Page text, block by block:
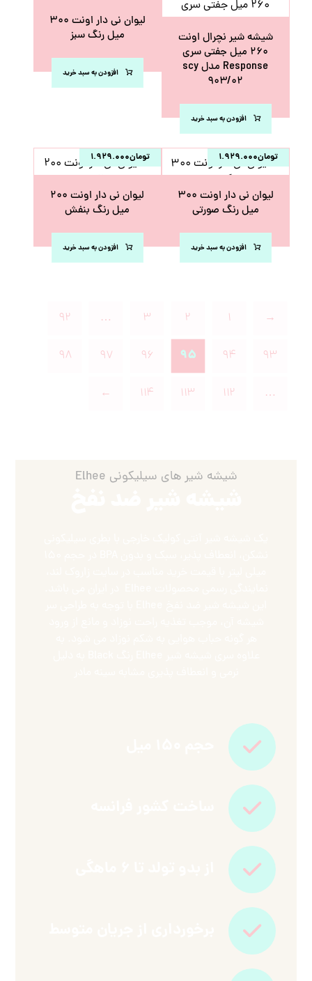
شیشه شیر نچرال اونت
۲۶۰ میل جفتی سری
Response مدل scy
۹۰۳/۰۲
افزودن به سبد خرید
لیوان نی دار اونت ۳۰۰
میل رنگ سبز
افزودن به سبد خرید
لیوان نی دار اونت ۳۰۰
میل رنگ صورتی
تومان۱.۹۲۹.۰۰۰
افزودن به سبد خرید
لیوان نی دار اونت ۲۰۰
میل رنگ بنفش
تومان۱.۹۲۹.۰۰۰
افزودن به سبد خرید
→ ۱ ۲ ۳ … ۹۲
۹۳ ۹۴ ۹۵ ۹۶ ۹۷ ۹۸
… ۱۱۲ ۱۱۳ ۱۱۴ ←
شیشه شیر های سیلیکونی Elhee